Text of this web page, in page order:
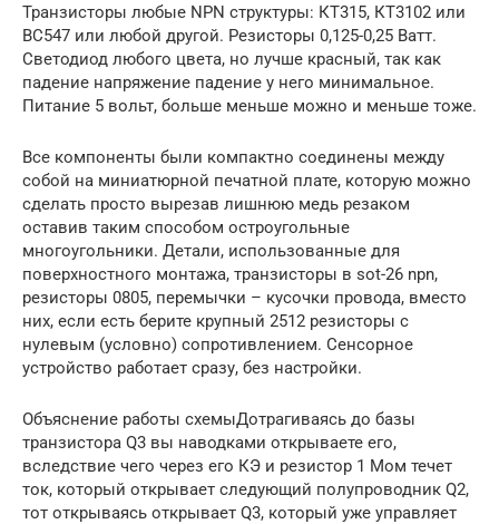
Транзисторы любые NPN структуры: КТ315, КТ3102 или
BC547 или любой другой. Резисторы 0,125-0,25 Ватт.
Светодиод любого цвета, но лучше красный, так как
падение напряжение падение у него минимальное.
Питание 5 вольт, больше меньше можно и меньше тоже.
Все компоненты были компактно соединены между
собой на миниатюрной печатной плате, которую можно
сделать просто вырезав лишнюю медь резаком
оставив таким способом остроугольные
многоугольники. Детали, использованные для
поверхностного монтажа, транзисторы в sot-26 npn,
резисторы 0805, перемычки – кусочки провода, вместо
них, если есть берите крупный 2512 резисторы с
нулевым (условно) сопротивлением. Сенсорное
устройство работает сразу, без настройки.
Объяснение работы схемыДотрагиваясь до базы
транзистора Q3 вы наводками открываете его,
вследствие чего через его КЭ и резистор 1 Мом течет
ток, который открывает следующий полупроводник Q2,
тот открываясь открывает Q3, который уже управляет